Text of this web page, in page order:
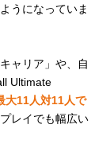
うになっていま
ャリア」や、自
Ultimate
大11人対11人で
レイでも幅広い